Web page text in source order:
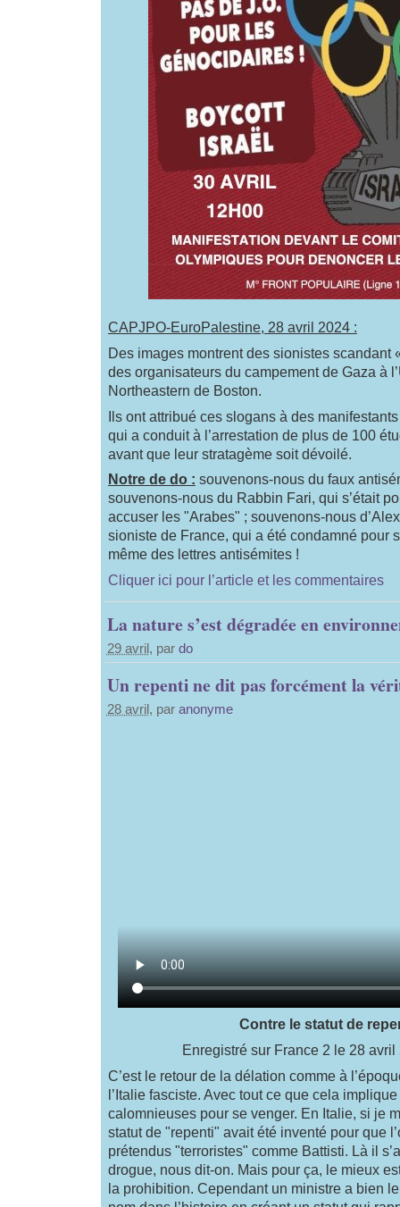
CAPJPO-EuroPalestine, 28 avril 2024 :
Des images montrent des sionistes scandant
des organisateurs du campement de Gaza à
Northeastern de Boston.
Ils ont attribué ces slogans à des
qui a conduit à l’arrestation de plus de 100
avant que leur stratagème soit dévoilé.
Notre de do : souvenons-nous du faux
souvenons-nous du Rabbin Fari, qui s’était
accuser les "Arabes" ; souvenons-nous
sioniste de France, qui a été condamné pour
même des lettres antisémites !
Cliquer ici pour l’article et les commentaires
La nature s’est dégradée en
29 avril , par do
Un repenti ne dit pas forcément la
28 avril , par anonyme
Contre le statut de
Enregistré sur France 2 le 28 avril
C’est le retour de la délation comme à
l’Italie fasciste. Avec tout ce que cela
calomnieuses pour se venger. En Italie, si je
statut de "repenti" avait été inventé pour que
prétendus "terroristes" comme Battisti. Là il
drogue, nous dit-on. Mais pour ça, le mieux
la prohibition. Cependant un ministre a bien